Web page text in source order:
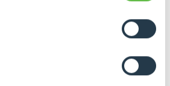
nel footer presente in ogni
i diritti riconosciuti all'interessato ai
una
apposita procedura.